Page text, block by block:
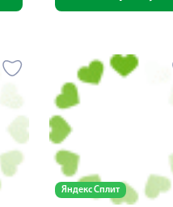
Яндекс Сплит